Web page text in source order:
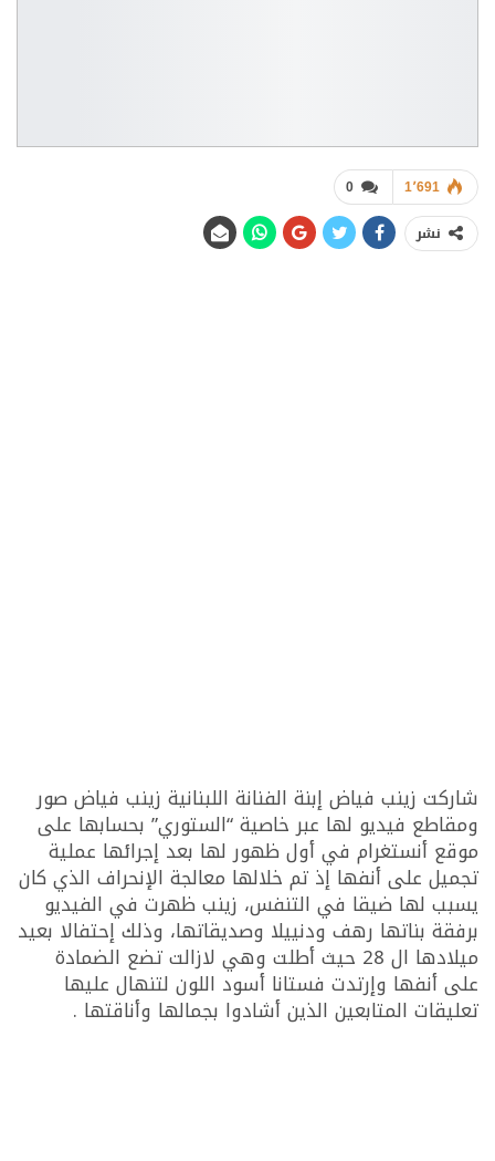
0 1٬691
نشر
شاركت زينب فياض إبنة الفنانة اللبنانية زينب فياض صور
ومقاطع فيديو لها عبر خاصية “الستوري” بحسابها على
موقع أنستغرام في أول ظهور لها بعد إجرائها عملية
تجميل على أنفها إذ تم خلالها معالجة الإنحراف الذي كان
يسبب لها ضيقا في التنفس، زينب ظهرت في الفيديو
برفقة بناتها رهف ودنييلا وصديقاتها، وذلك إحتفالا بعيد
ميلادها ال 28 حيث أطلت وهي لازالت تضع الضمادة
على أنفها وإرتدت فستانا أسود اللون لتنهال عليها
تعليقات المتابعين الذين أشادوا بجمالها وأناقتها .